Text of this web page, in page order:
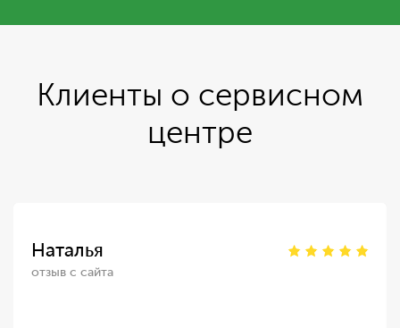
Клиенты о сервисном
центре
Наталья
отзыв с сайта